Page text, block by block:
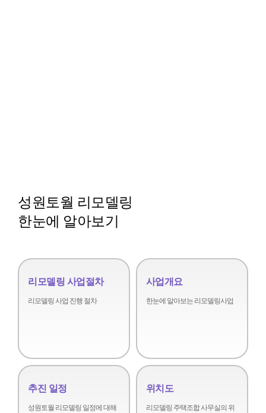
성원토월 리모델링
한눈에 알아보기
리모델링 사업절차
리모델링 사업 진행 절차
사업개요
한눈에 알아보는 리모델링사업
추진 일정
성원토월 리모델링 일정에 대해
위치도
리모델링 주택조합 사무실의 위